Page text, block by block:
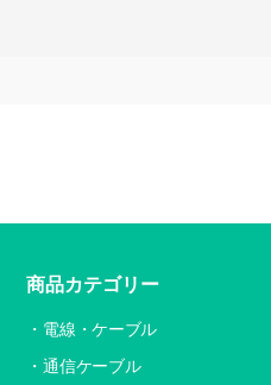
商品カテゴリー
電線・ケーブル
通信ケーブル